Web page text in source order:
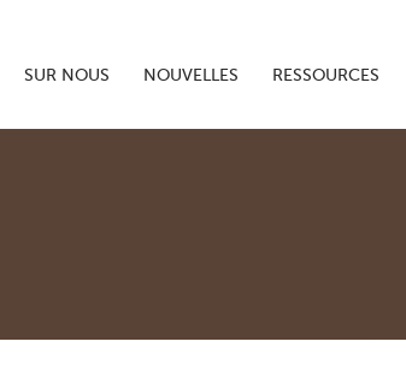
SUR NOUS NOUVELLES RESSOURCES